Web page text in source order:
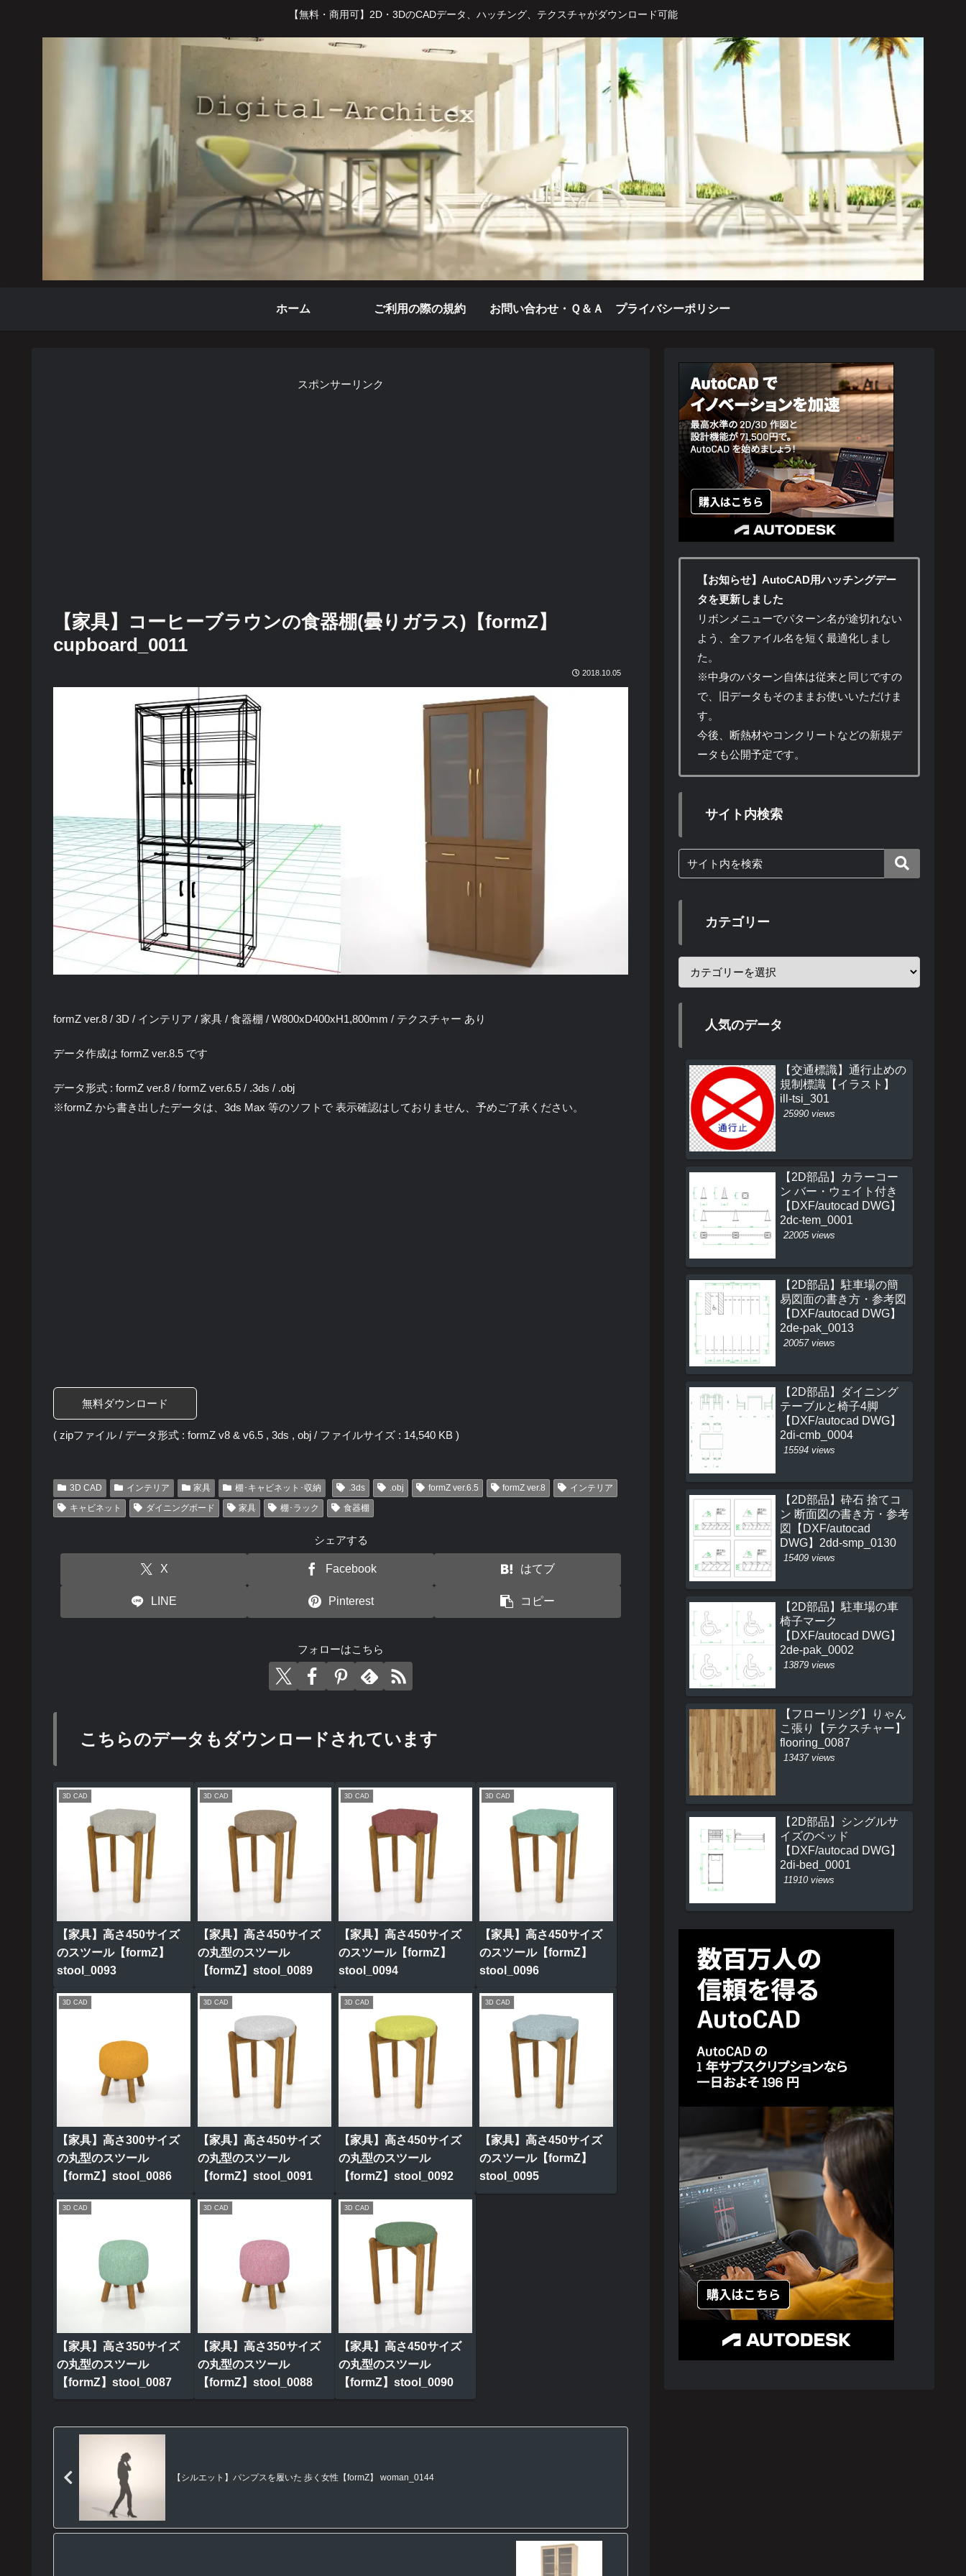
【無料・商用可】2D・3DのCADデータ、ハッチング、テクスチャがダウンロード可能
ホーム ご利用の際の規約 お問い合わせ・Ｑ＆Ａ プライバシーポリシー
スポンサーリンク
【家具】コーヒーブラウンの食器棚(曇りガラス)【formZ】
cupboard_0011
2018.10.05
formZ ver.8 / 3D / インテリア / 家具 / 食器棚 / W800xD400xH1,800mm / テクスチャー あり
データ作成は formZ ver.8.5 です
データ形式 : formZ ver.8 / formZ ver.6.5 / .3ds / .obj
※formZ から書き出したデータは、3ds Max 等のソフトで 表示確認はしておりません、予めご了承ください。
無料ダウンロード
( zipファイル / データ形式 : formZ v8 & v6.5 , 3ds , obj / ファイルサイズ : 14,540 KB )
3D CAD インテリア 家具 棚･キャビネット･収納 .3ds .obj formZ ver.6.5 formZ ver.8
インテリア
キャビネット
ダイニングボード 家具 棚･ラック 食器棚
シェアする
X Facebook はてブ
LINE Pinterest コピー
フォローはこちら
こちらのデータもダウンロードされています
3D CAD
【家具】高さ450サイズ
のスツール【formZ】
stool_0093
3D CAD
【家具】高さ450サイズ
の丸型のスツール
【formZ】stool_0089
3D CAD
【家具】高さ450サイズ
のスツール【formZ】
stool_0094
3D CAD
【家具】高さ450サイズ
のスツール【formZ】
stool_0096
3D CAD
【家具】高さ300サイズ
の丸型のスツール
【formZ】stool_0086
3D CAD
【家具】高さ450サイズ
の丸型のスツール
【formZ】stool_0091
3D CAD
【家具】高さ450サイズ
の丸型のスツール
【formZ】stool_0092
3D CAD
【家具】高さ450サイズ
のスツール【formZ】
stool_0095
3D CAD
【家具】高さ350サイズ
の丸型のスツール
【formZ】stool_0087
3D CAD
【家具】高さ350サイズ
の丸型のスツール
【formZ】stool_0088
3D CAD
【家具】高さ450サイズ
の丸型のスツール
【formZ】stool_0090
【シルエット】パンプスを履いた 歩く女性【formZ】 woman_0144
【お知らせ】AutoCAD用ハッチングデー
タを更新しました
リボンメニューでパターン名が途切れない
よう、全ファイル名を短く最適化しまし
た。
※中身のパターン自体は従来と同じですの
で、旧データもそのままお使いいただけま
す。
今後、断熱材やコンクリートなどの新規デ
ータも公開予定です。
サイト内検索
カテゴリー
人気のデータ
【交通標識】通行止めの
規制標識【イラスト】
ill-tsi_301
25990 views
【2D部品】カラーコー
ン バー・ウェイト付き
【DXF/autocad DWG】
2dc-tem_0001
22005 views
【2D部品】駐車場の簡
易図面の書き方・参考図
【DXF/autocad DWG】
2de-pak_0013
20057 views
【2D部品】ダイニング
テーブルと椅子4脚
【DXF/autocad DWG】
2di-cmb_0004
15594 views
【2D部品】砕石 捨てコ
ン 断面図の書き方・参考
図【DXF/autocad
DWG】2dd-smp_0130
15409 views
【2D部品】駐車場の車
椅子マーク
【DXF/autocad DWG】
2de-pak_0002
13879 views
【フローリング】りゃん
こ張り【テクスチャー】
flooring_0087
13437 views
【2D部品】シングルサ
イズのベッド
【DXF/autocad DWG】
2di-bed_0001
11910 views